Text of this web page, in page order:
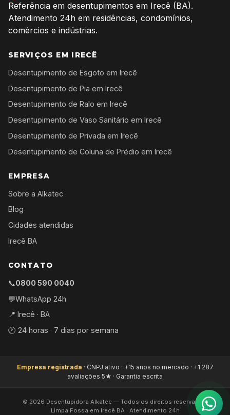
Referência em desentupimentos em Irecê (BA).
Atendimento 24h em residências, condomínios,
comércios e indústrias.
SERVIÇOS EM IRECÊ
Desentupimento de Esgoto em Irecê
Desentupimento de Pia em Irecê
Desentupimento de Ralo em Irecê
Desentupimento de Vaso Sanitário em Irecê
Desentupimento de Privada em Irecê
Desentupimento de Coluna de Prédio em Irecê
EMPRESA
Sobre a Alkatec
Blog
Cidades atendidas
Irecê BA
CONTATO
📞0800 590 0040
💬WhatsApp 24h
📍 Irecê · BA
🕐 24 horas · 7 dias por semana
Empresa registrada · CNPJ ativo · +15 anos no mercado · +1.287
avaliações 5★ · Garantia escrita
© 2026 Desentupidora Alkatec — Todos os direitos reservados.
Limpa Fossa em Irecê BA · Atendimento 24h